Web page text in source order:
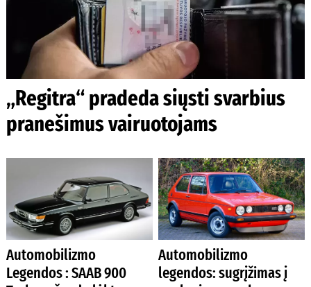
„Regitra“ pradeda siųsti svarbius
pranešimus vairuotojams
Automobilizmo
Legendos : SAAB 900
Automobilizmo
legendos: sugrįžimas į